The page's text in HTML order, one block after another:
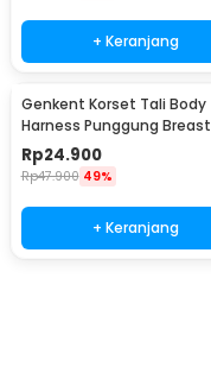
+ Keranjang
Genkent Korset Tali Body
Harness Punggung Breast
Support L - BBJ-16
Rp24.900
Rp47.900 49%
+ Keranjang